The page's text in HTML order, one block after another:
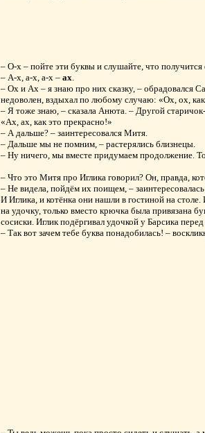
– О-х – пойте эти буквы и слушайте, что
– А-х, а-х, а-х – ах.
– Ох и Ах – я знаю про них сказку, – обрадовался
недоволен, вздыхал по любому случаю: «Ох, ох,
– Я тоже знаю, – сказала Анюта. – Другой
«Ах, ах, как это прекрасно!»
– А дальше? – заинтересовался Митя.
– Дальше мы не помним, – растерялись близнецы.
– Ну ничего, мы вместе придумаем продолжение.
– Что это Митя про Иглика говорил? Он, правда,
– Не видела, пойдём их поищем, –
И Иглика, и котёнка они нашли в гостиной на
на удочку, только вместо крючка была привязана
сосиски. Иглик подёргивал удочкой у Барсика
– Так вот зачем тебе буква понадобилась! –